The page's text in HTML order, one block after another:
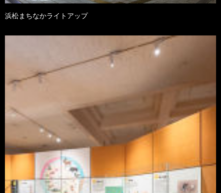
浜松まちなかライトアップ